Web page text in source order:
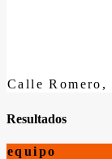
Calle Romero,
Resultados
equipo